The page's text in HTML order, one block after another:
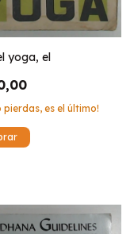
yoga, el
pierdas, es el último!